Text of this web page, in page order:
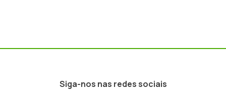
Siga-nos nas redes sociais